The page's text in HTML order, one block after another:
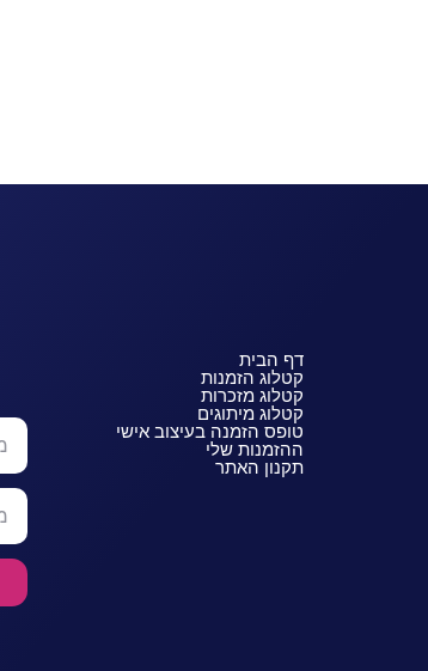
דף הבית
קטלוג הזמנות
קטלוג מזכרות
קטלוג מיתוגים
טופס הזמנה בעיצוב אישי
ההזמנות שלי
תקנון האתר